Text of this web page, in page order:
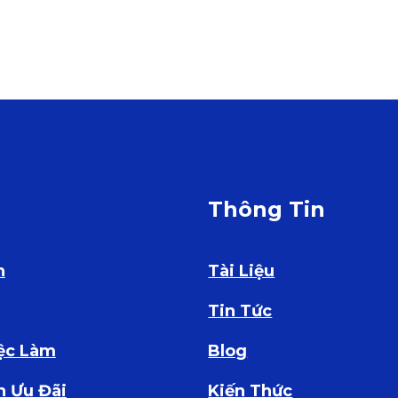
Làm
Ưu Đãi
Thông Tin
Tài Liệu
Tin Tức
Blog
Kiến Thức